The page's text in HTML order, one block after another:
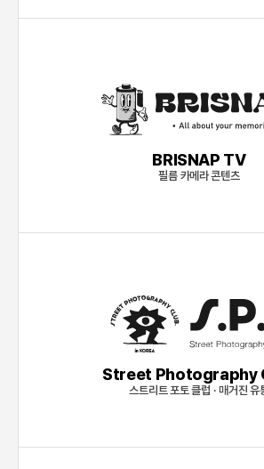
BRISNAP TV
필름 카메라 콘텐츠
Street Photography
스트리트 포토 클럽 · 매거진 유